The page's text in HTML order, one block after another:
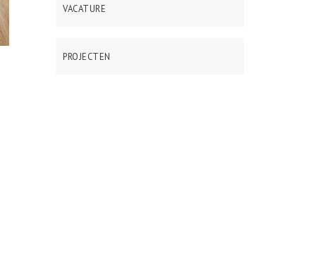
VACATURE
PROJECTEN